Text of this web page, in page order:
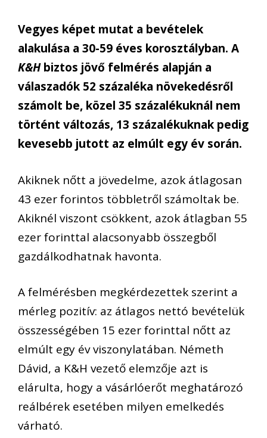
Vegyes képet mutat a bevételek
alakulása a 30-59 éves korosztályban. A
K&Hbiztos jövő felmérés alapján a
válaszadók 52 százaléka növekedésről
számolt be, közel 35 százalékuknál nem
történt változás, 13 százalékuknak pedig
kevesebb jutott az elmúlt egy év során.
Akiknek nőtt a jövedelme, azok átlagosan
43 ezer forintos többletről számoltak be.
Akiknél viszont csökkent, azok átlagban 55
ezer forinttal alacsonyabb összegből
gazdálkodhatnak havonta.
A felmérésben megkérdezettek szerint a
mérleg pozitív: az átlagos nettó bevételük
összességében 15 ezer forinttal nőtt az
elmúlt egy év viszonylatában. Németh
Dávid, a K&H vezető elemzője azt is
elárulta, hogy a vásárlóerőt meghatározó
reálbérek esetében milyen emelkedés
várható.